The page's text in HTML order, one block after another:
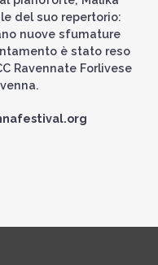
del suo repertorio:
nuove sfumature
è stato reso
Ravennate Forlivese